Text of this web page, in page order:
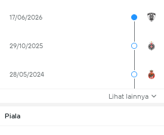
17/06/2026
29/10/2025
28/05/2024
Lihat lainnya
Piala